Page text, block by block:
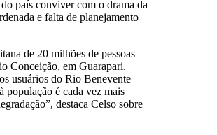
país conviver com o drama da
e falta de planejamento
de 20 milhões de pessoas
Conceição, em Guarapari.
usuários do Rio Benevente
população é cada vez mais
destaca Celso sobre